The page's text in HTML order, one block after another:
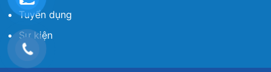
Tuyển dụng
Sự kiện